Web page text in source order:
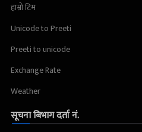
हाम्रो टिम
Unicode to Preeti
Preeti to unicode
Exchange Rate
Weather
सूचना बिभाग दर्ता नं.